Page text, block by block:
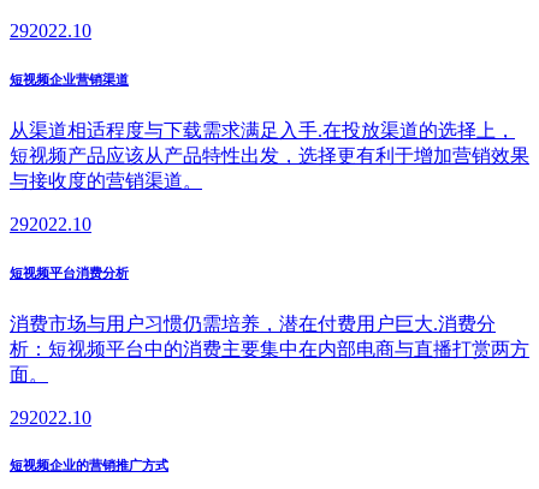
292022.10
短视频企业营销渠道
从渠道相适程度与下载需求满足入手.在投放渠道的选择上，
短视频产品应该从产品特性出发，选择更有利于增加营销效果
与接收度的营销渠道。
292022.10
短视频平台消费分析
消费市场与用户习惯仍需培养，潜在付费用户巨大.消费分
析：短视频平台中的消费主要集中在内部电商与直播打赏两方
面。
292022.10
短视频企业的营销推广方式